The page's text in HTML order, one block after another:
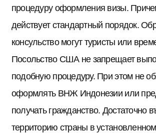
процедуру оформления визы.
действует стандартный порядок.
консульство могут туристы или
Посольство США не запрещает
подобную процедуру. При этом не
оформлять ВНЖ Индонезии или
получать гражданство. Достаточно
территорию страны в